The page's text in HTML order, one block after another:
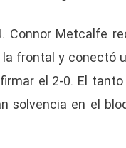
Connor Metcalfe
frontal y conectó
el 2-0. El
solvencia en el